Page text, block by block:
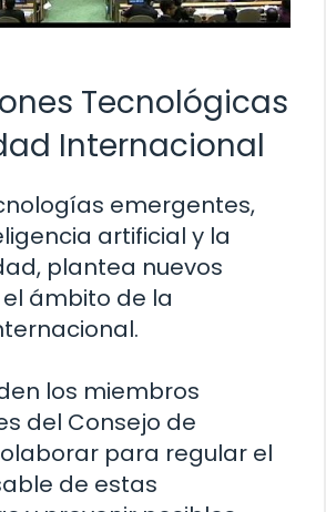
Tecnológicas
Internacional
emergentes,
artificial y la
plantea nuevos
ámbito de la
los miembros
del Consejo de
para regular el
de estas